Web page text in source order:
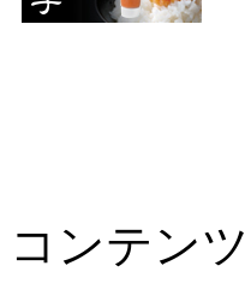
コンテンツ